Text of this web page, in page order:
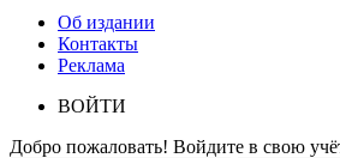
Об издании
Контакты
Реклама
ВОЙТИ
Добро пожаловать! Войдите в свою